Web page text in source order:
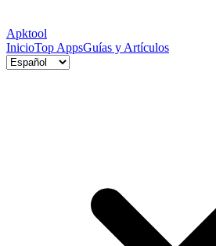
Apktool
InicioTop AppsGuías y Artículos